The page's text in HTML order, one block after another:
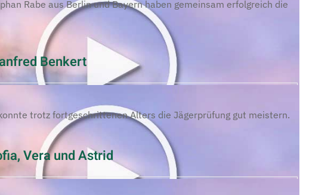
Rabe aus Berlin und Bayern haben gemeinsam erfolgreich die
Benkert
trotz fortgeschrittenen Alters die Jägerprüfung gut meistern.
Vera und Astrid